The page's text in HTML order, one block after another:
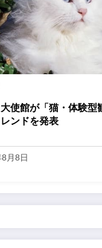
大使館が「猫・体験型
ンドを発表
月8日